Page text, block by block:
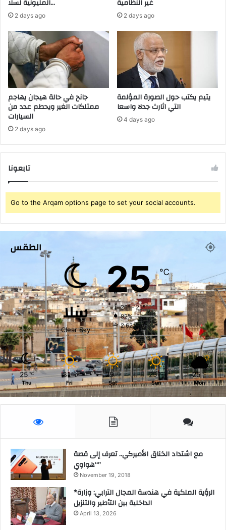
ش
ا
ر
ع
ب
س
إ
ي
ر
ا
ن
ي
ـ
”
إ
ب
د
”
و
م
ن
ا
ا
ل
س
ع
و
د
ي
ة
المليونية لسلا…
2 days ago
غير النظامية
2 days ago
جانح في حالة هيجان يهاجم
ممتلكات الغير ويحطم عدد من
السيارات
2 days ago
يتيم يكتب حول الصورة المؤلمة
التي اثارث جدلا واسعا
4 days ago
تابعونا
Go to the Arqam options page to set your social accounts.
الطقس
سلا
Clear Sky
25℃
25º - 25º
82%
2.62 km/h
25 ℃
Thu
31 ℃
Fri
29 ℃
Sat
25 ℃
Sun
25 ℃
Mon
مع اشتداد الخناق الأميركي.. تعرف إلى قصة
“هواوي”
November 19, 2018
*الرؤية الملكية في هندسة المجال الترابي: وزارة
الداخلية بين التأطير والتنزيل
April 13, 2026